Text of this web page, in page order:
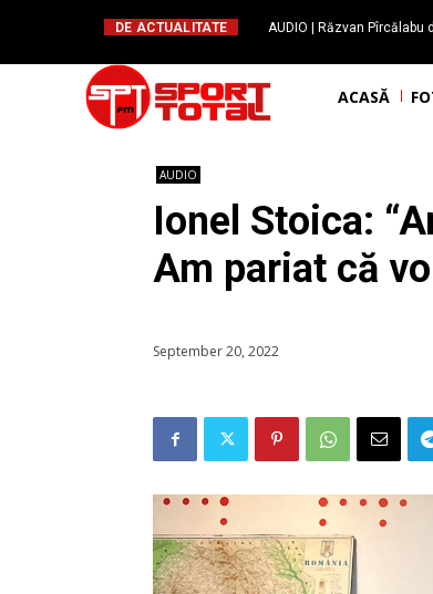
DE ACTUALITATE
AUDIO | Răzvan Pîrcălabu
ACASĂ
AUDIO
Ionel Stoica:
Am pariat că
September 20, 2022